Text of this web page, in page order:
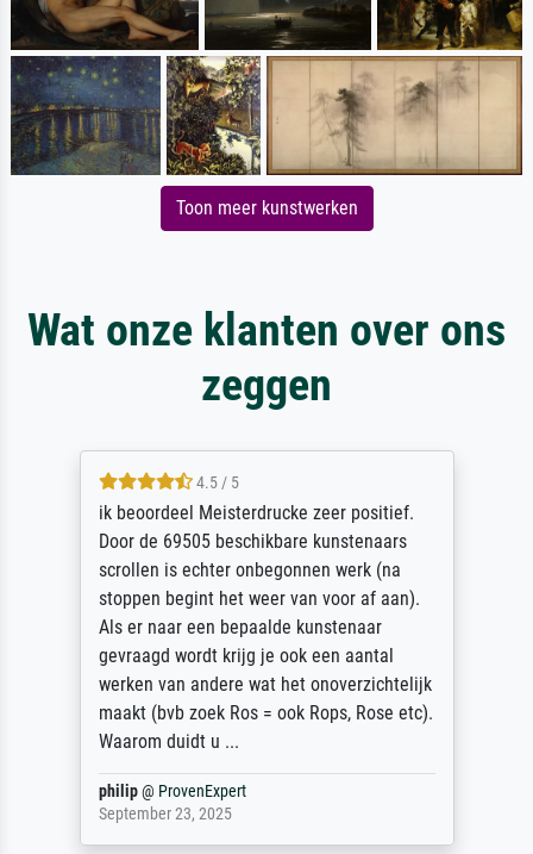
Toon meer kunstwerken
Wat onze klanten over ons
zeggen
4.5 / 5
ik beoordeel Meisterdrucke zeer positief.
Door de 69505 beschikbare kunstenaars
scrollen is echter onbegonnen werk (na
stoppen begint het weer van voor af aan).
Als er naar een bepaalde kunstenaar
gevraagd wordt krijg je ook een aantal
werken van andere wat het onoverzichtelijk
maakt (bvb zoek Ros = ook Rops, Rose etc).
Waarom duidt u ...
philip@ ProvenExpert
September 23, 2025